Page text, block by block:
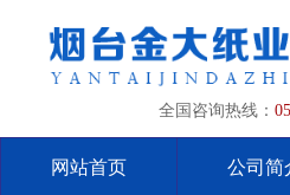
全国咨询热线：
网站首页 公司简